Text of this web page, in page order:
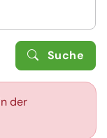
Suche
der